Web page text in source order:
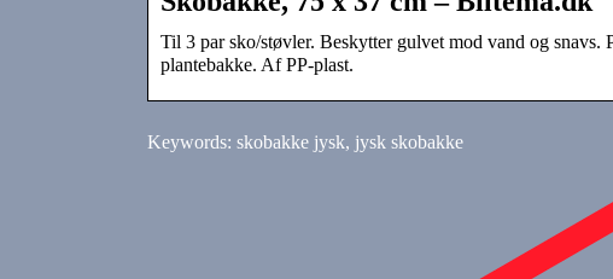
Til 3 par sko/støvler. Beskytter gulvet mod vand og snavs.
plantebakke. Af PP-plast.
Keywords: skobakke jysk, jysk skobakke